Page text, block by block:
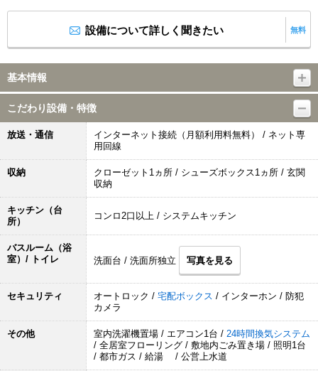
設備について詳しく聞きたい 無料
基本情報
こだわり設備・特徴
放送・通信
インターネット接続（月額利用料無料） / ネット専
用回線
収納
クローゼット1ヵ所 / シューズボックス1ヵ所 / 玄関
収納
キッチン（台
所）
コンロ2口以上 / システムキッチン
バスルーム（浴
室）/ トイレ
洗面台 / 洗面所独立 写真を見る
セキュリティ オートロック / 宅配ボックス / インターホン / 防犯
カメラ
その他 室内洗濯機置場 / エアコン1台 / 24時間換気システム
/ 全居室フローリング / 敷地内ごみ置き場 / 照明1台
/ 都市ガス / 給湯 / 公営上水道